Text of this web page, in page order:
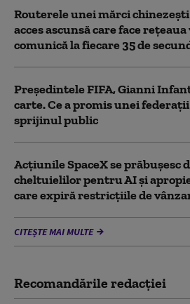
Routerele unei mărci
acces ascunsă care face
comunică la fiecare 35 de
Președintele FIFA, Gianni
carte. Ce a promis unei
sprijinul public
Acţiunile SpaceX se prăbuşesc
cheltuielilor pentru AI şi
care expiră restricţiile de
CITEȘTE MAI MULTE
Recomandările redacţiei